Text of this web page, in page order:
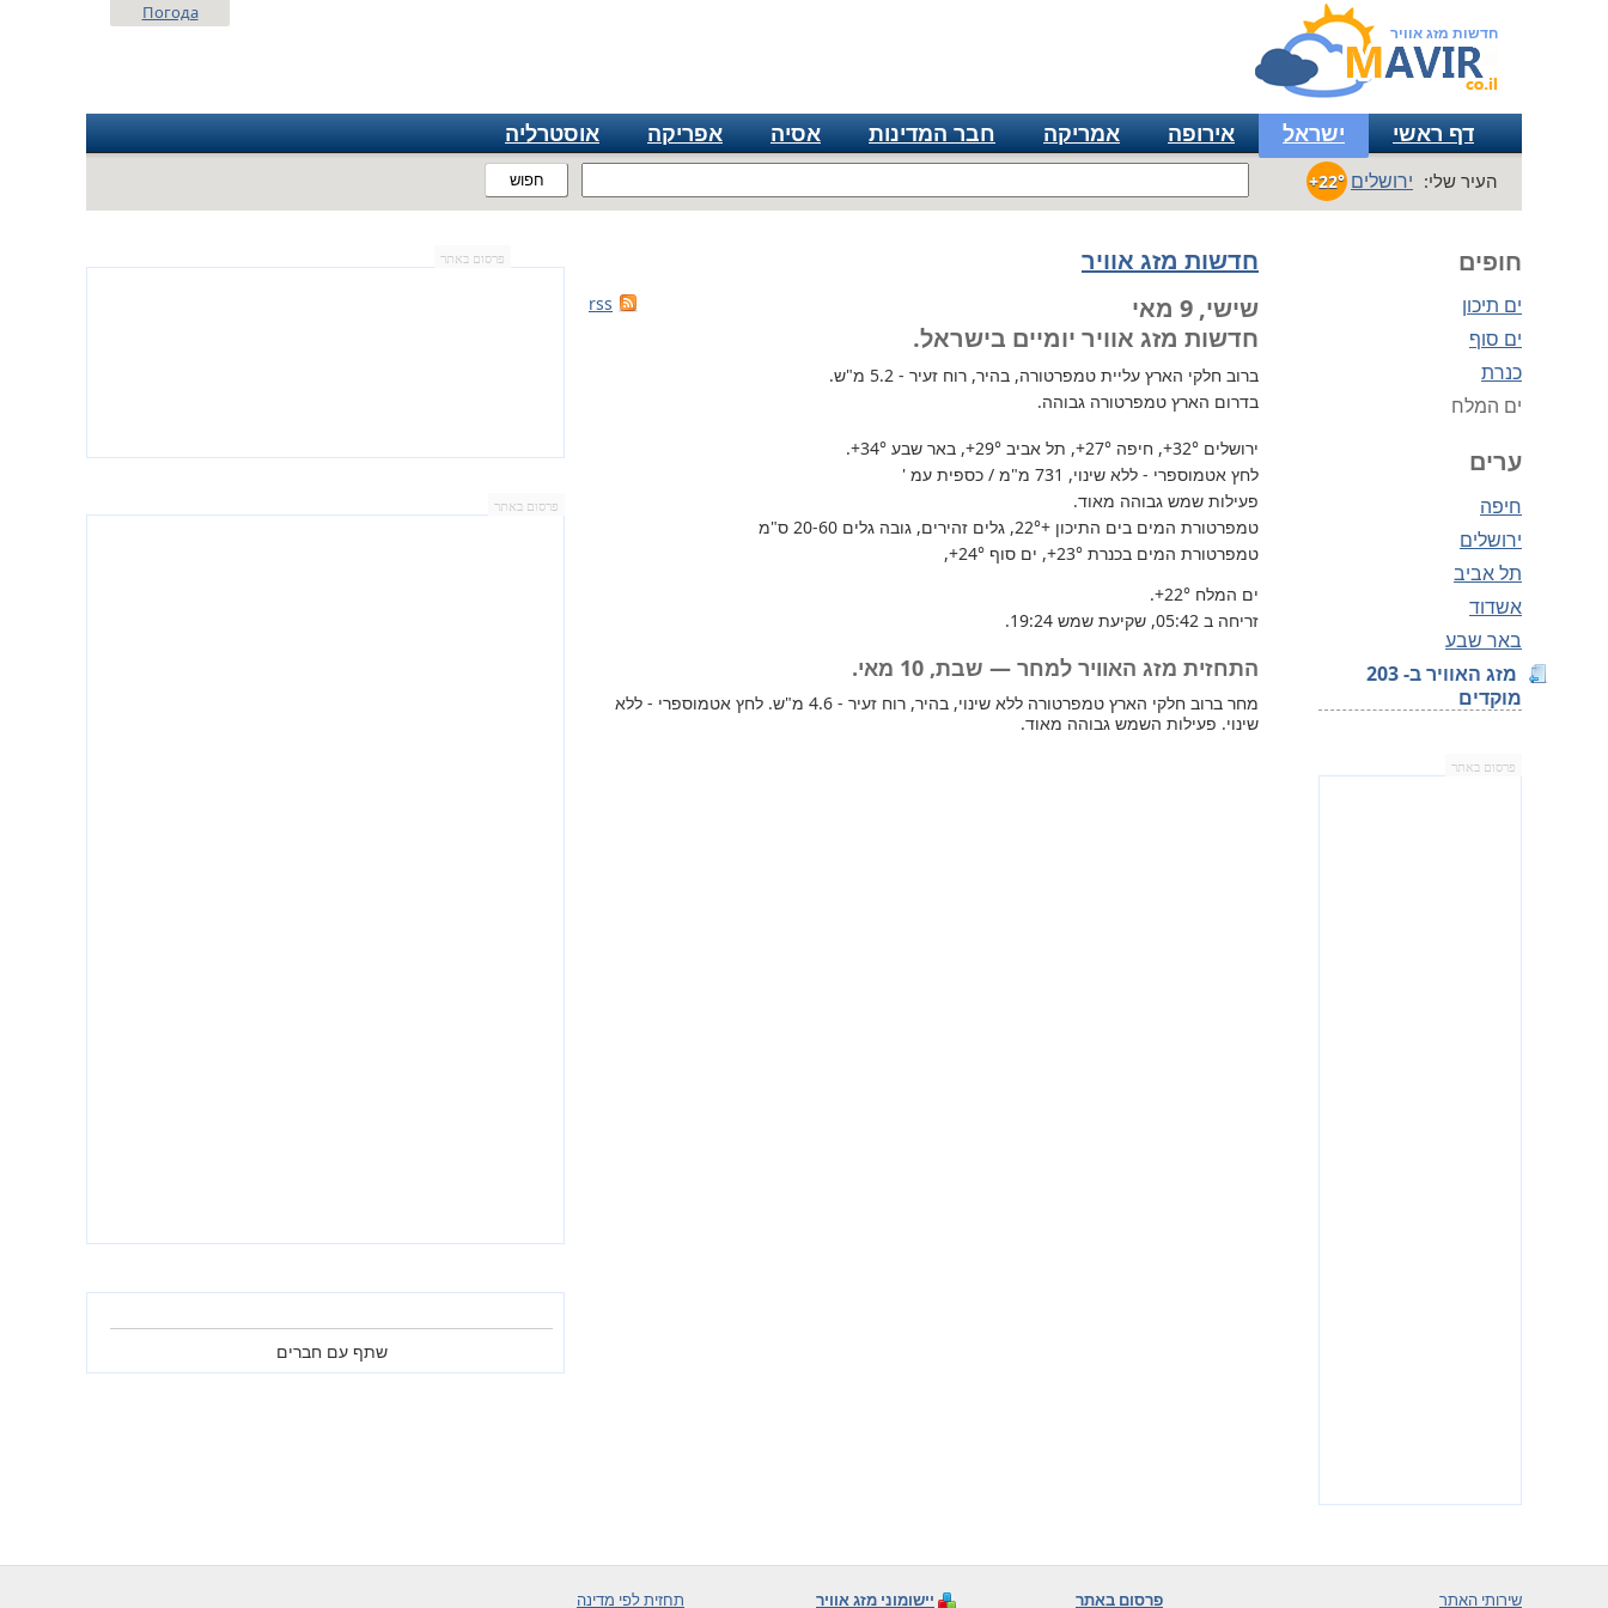
חדשות מזג אוויר
חפוש
Погода
דף ראשי ישראל אירופה אמריקה חבר המדינות אסיה אפריקה אוסטרליה
העיר שלי: ירושלים +22°
חופים
ים תיכון
ים סוף
כנרת
ים המלח
ערים
חיפה
ירושלים
תל אביב
אשדוד
באר שבע
מזג האוויר ב- 203
מוקדים
פרסום באתר
חדשות מזג אוויר
rss
שישי, 9 מאי
חדשות מזג אוויר יומיים בישראל.
ברוב חלקי הארץ עליית טמפרטורה, בהיר, רוח זעיר - 5.2 מ"ש.
בדרום הארץ טמפרטורה גבוהה.
ירושלים +32°, חיפה +27°, תל אביב +29°, באר שבע +34°
.
לחץ אטמוספרי - ללא שינוי, 731 מ"מ / כספית עמ '
פעילות שמש גבוהה מאוד.
טמפרטורת המים בים התיכון +22°
, גלים זהירים, גובה גלים 20-60 ס"מ
טמפרטורת המים בכנרת +23°, ים סוף +24°
,
ים המלח +22°
.
זריחה ב 05:42, שקיעת שמש 19:24.
התחזית מזג האוויר למחר — שבת, 10 מאי.
מחר ברוב חלקי הארץ טמפרטורה ללא שינוי, בהיר, רוח זעיר - 4.6 מ"ש. לחץ אטמוספרי - ללא
שינוי. פעילות השמש גבוהה מאוד.
פרסום באתר
פרסום באתר
שתף עם חברים
שירותי האתר פרסום באתר יישומוני מזג אוויר תחזית לפי מדינה